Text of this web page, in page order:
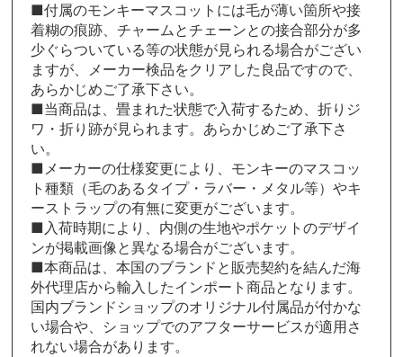
■付属のモンキーマスコットには毛が薄い箇所や接
着糊の痕跡、チャームとチェーンとの接合部分が多
少ぐらついている等の状態が見られる場合がござい
ますが、メーカー検品をクリアした良品ですので、
あらかじめご了承下さい。
■当商品は、畳まれた状態で入荷するため、折りジ
ワ・折り跡が見られます。あらかじめご了承下さ
い。
■メーカーの仕様変更により、モンキーのマスコッ
ト種類（毛のあるタイプ・ラバー・メタル等）やキ
ーストラップの有無に変更がございます。
■入荷時期により、内側の生地やポケットのデザイ
ンが掲載画像と異なる場合がございます。
■本商品は、本国のブランドと販売契約を結んだ海
外代理店から輸入したインポート商品となります。
国内ブランドショップのオリジナル付属品が付かな
い場合や、ショップでのアフターサービスが適用さ
れない場合があります。